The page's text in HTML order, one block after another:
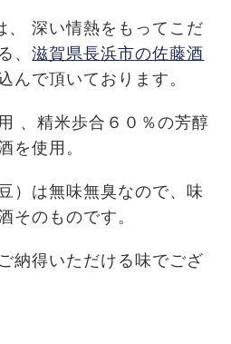
深い情熱をもってこだ
、滋賀県長浜市の佐藤酒
んで頂いております。
、精米歩合６０％の芳醇
を使用。
）は無味無臭なので、味
そのものです。
納得いただける味でござ